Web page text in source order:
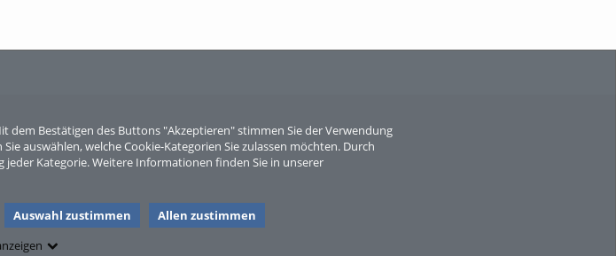
dem Bestätigen des Buttons "Akzeptieren" stimmen Sie der Verwendung
auswählen, welche Cookie-Kategorien Sie zulassen möchten. Durch
jeder Kategorie. Weitere Informationen finden Sie in unserer
Auswahl zustimmen
Allen zustimmen
Sperber